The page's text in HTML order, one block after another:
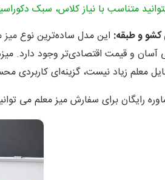
متناسب با نیاز کلاس، سبک
کشو و طبقه: این مدل ساده‌ترین نوعمیز
آسان و قیمت اقتصادی‌تر وجود دارد.
معلم زیاد نیست، گزینه‌ای کاربردی
رایگان برای سفارش میز معلم می